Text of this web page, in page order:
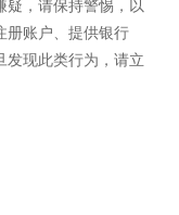
疑，请保持警惕，以
册账户、提供银行
发现此类行为，请立